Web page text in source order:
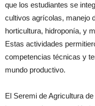
que los estudiantes se
cultivos agrícolas, manejo
horticultura, hidroponía, y
Estas actividades
competencias técnicas y
mundo productivo.
El Seremi de Agricultura